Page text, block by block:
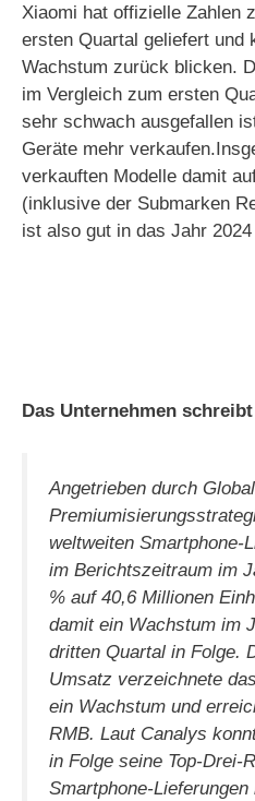
Xiaomi hat offizielle Zahlen
ersten Quartal geliefert und
Wachstum zurück blicken.
im Vergleich zum ersten
sehr schwach ausgefallen
Geräte mehr
verkauften Modelle damit
(inklusive der Submarken
ist also gut in das Jahr
Das Unternehmen
Angetrieben durch
weltweiten Smartphone-
im Berichtszeitraum im
% auf 40,6 Millionen
damit ein Wachstum im
dritten Quartal in Folge.
Umsatz verzeichnete
ein Wachstum und
RMB. Laut Canalys
in Folge seine Top-Drei-
Smartphone-